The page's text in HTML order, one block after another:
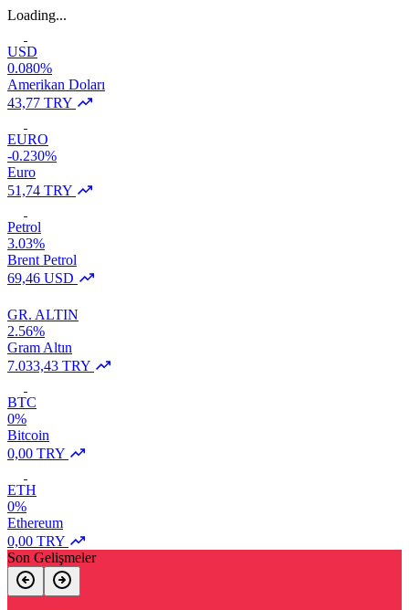
Loading...
USD
0.080%
Amerikan Doları
43,77 TRY
EURO
-0.230%
Euro
51,74 TRY
Petrol
3.03%
Brent Petrol
69,46 USD
GR. ALTIN
2.56%
Gram Altın
7.033,43 TRY
BTC
0%
Bitcoin
0,00 TRY
ETH
0%
Ethereum
0,00 TRY
Son Gelişmeler